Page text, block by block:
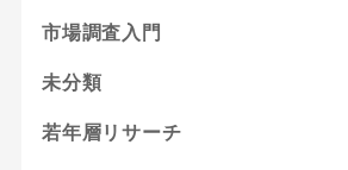
市場調査入門
未分類
若年層リサーチ